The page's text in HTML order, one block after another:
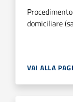
domiciliare
VAI ALLA